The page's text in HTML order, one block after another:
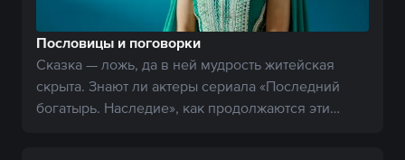
Пословицы и поговорки
Сказка — ложь, да в ней мудрость житейская
скрыта. Знают ли актеры сериала «Последний
богатырь. Наследие», как продолжаются эти